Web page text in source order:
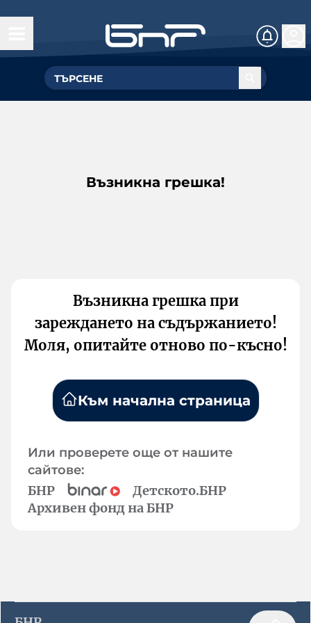
Възникна грешка!
Възникна грешка при
зареждането на съдържанието!
Моля, опитайте отново по-късно!
Към начална страница
Или проверете още от нашите
сайтове:
БНР
Детското.БНР
Архивен фонд на БНР